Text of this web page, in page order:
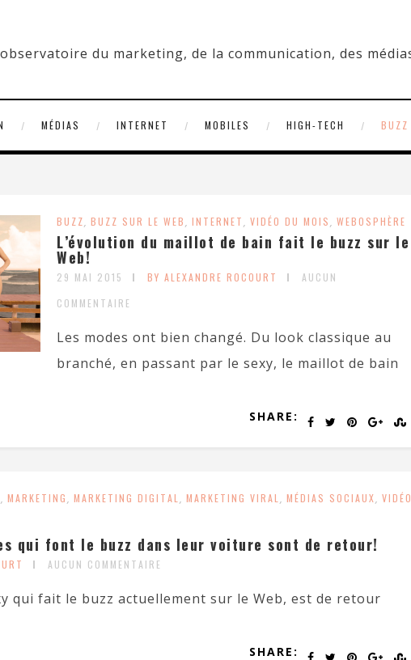
MÉDIAS INTERNET MOBILES HIGH-TECH BUZZ
BUZZ, BUZZ SUR LE WEB, INTERNET, VIDÉO DU MOIS, WEBOSPHÈRE
L’évolution du maillot de bain fait le buzz sur le
Web!
29 MAI 2015 BY ALEXANDRE ROCOURT
AUCUN
COMMENTAIRE
Les modes ont bien changé. Du look classique au
branché, en passant par le sexy, le maillot de bain
SHARE:
, MARKETING, MARKETING DIGITAL , MARKETING VIRAL , MÉDIAS SOCIAUX, VIDÉO
qui font le buzz dans leur voiture sont de retour!
AUCUN COMMENTAIRE
qui fait le buzz actuellement sur le Web, est de retour
SHARE: